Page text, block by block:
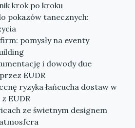
krok po kroku
pokazów tanecznych:
pomysły na eventy
i dowody due
EUDR
ryzyka łańcucha dostaw w
EUDR
ze świetnym designem